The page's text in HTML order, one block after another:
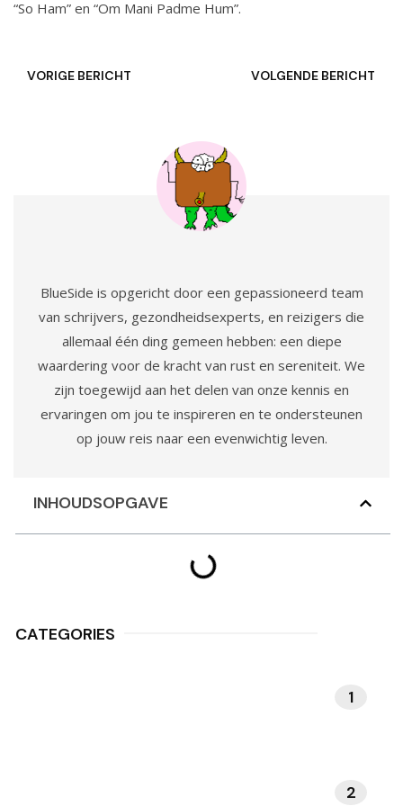
“So Ham” en “Om Mani Padme Hum”.
VORIGE BERICHT VOLGENDE BERICHT
BlueSide is opgericht door een gepassioneerd team
van schrijvers, gezondheidsexperts, en reizigers die
allemaal één ding gemeen hebben: een diepe
waardering voor de kracht van rust en sereniteit. We
zijn toegewijd aan het delen van onze kennis en
ervaringen om jou te inspireren en te ondersteunen
op jouw reis naar een evenwichtig leven.
INHOUDSOPGAVE
CATEGORIES
1
2